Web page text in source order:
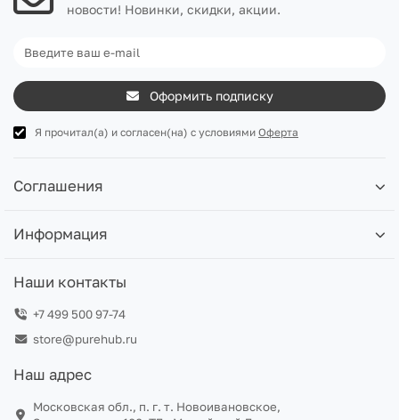
новости! Новинки, скидки, акции.
Оформить подписку
Я прочитал(а) и согласен(на) с условиями Оферта
Соглашения
Информация
Наши контакты
+7 499 500 97-74
store@purehub.ru
Наш адрес
Московская обл., п. г. т. Новоивановское,